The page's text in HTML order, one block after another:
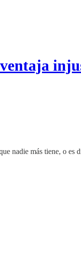
nadie más tiene, o